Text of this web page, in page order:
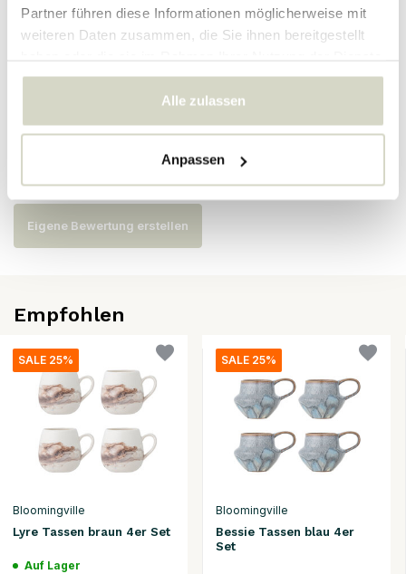
Partner führen diese Informationen möglicherweise mit
weiteren Daten zusammen, die Sie ihnen bereitgestellt
gesammelt haben.
Alle zulassen
Anpassen
SKU 82072530
Es wurden noch keine Bewertungen für dieses Produkt
Eigene Bewertung erstellen
Empfohlen
SALE 25%
Bloomingville
Lyre Tassen braun 4er Set
Auf Lager
SALE 25%
Bloomingville
Bessie Tassen blau 4er
Set